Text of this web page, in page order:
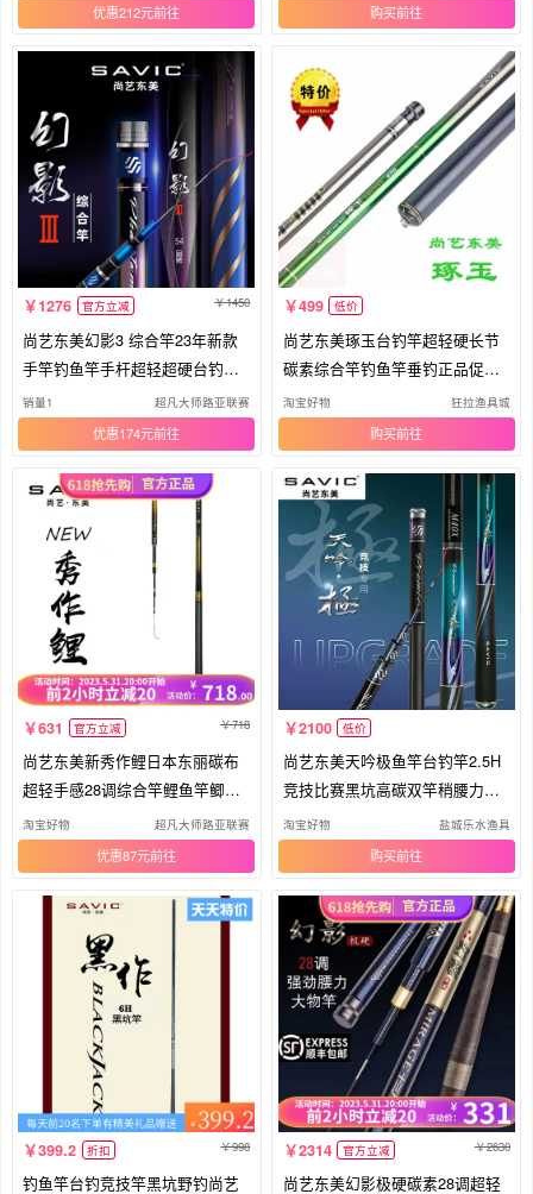
优惠212元 购买
1276 官方立减 1450
尚艺东美幻影3 综合竿23年新款
手竿钓鱼竿手杆超轻超硬台钓竿
鱼杆
销量1 超凡大师路亚联赛
优惠174元
499 低价
尚艺东美琢玉台钓竿超轻硬长节
碳素综合竿钓鱼竿垂钓正品促销
特价
淘宝好物 狂拉渔具城
购买
631 官方立减 718
尚艺东美新秀作鲤日本东丽碳布
超轻手感28调综合竿鲤鱼竿鲫鱼
竿
淘宝好物 超凡大师路亚联赛
优惠87元
2100 低价
尚艺东美天吟极鱼竿台钓竿2.5H
竞技比赛黑坑高碳双竿稍腰力出
众
淘宝好物 盐城乐水渔具
购买
399.2 折扣 998
钓鱼竿台钓竞技竿黑坑野钓尚艺
2314 官方立减 2630
尚艺东美幻影极硬碳素28调超轻